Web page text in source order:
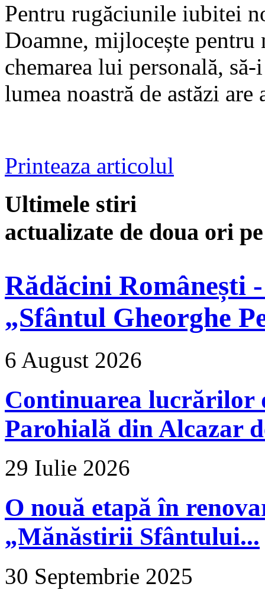
Pentru rugăciunile iubitei
Doamne, mijlocește pentru
chemarea lui personală,
lumea noastră de astăzi
Printeaza articolul
Ultimele stiri
actualizate de doua ori
Rădăcini Românești
„Sfântul Gheorghe
6 August 2026
Continuarea lucrărilor
Parohială din Alcazar
29 Iulie 2026
O nouă etapă în
„Mănăstirii Sfântului...
30 Septembrie 2025